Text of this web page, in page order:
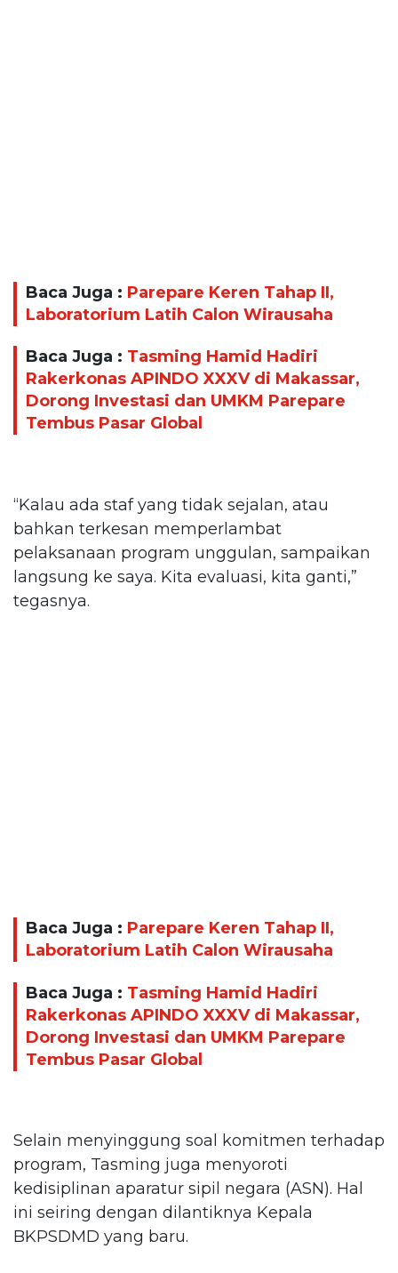
Baca Juga : Parepare Keren Tahap II,
Laboratorium Latih Calon Wirausaha
Baca Juga : Tasming Hamid Hadiri
Rakerkonas APINDO XXXV di Makassar,
Dorong Investasi dan UMKM Parepare
Tembus Pasar Global
“Kalau ada staf yang tidak sejalan, atau
bahkan terkesan memperlambat
pelaksanaan program unggulan, sampaikan
langsung ke saya. Kita evaluasi, kita ganti,”
tegasnya.
Baca Juga : Parepare Keren Tahap II,
Laboratorium Latih Calon Wirausaha
Baca Juga : Tasming Hamid Hadiri
Rakerkonas APINDO XXXV di Makassar,
Dorong Investasi dan UMKM Parepare
Tembus Pasar Global
Selain menyinggung soal komitmen terhadap
program, Tasming juga menyoroti
kedisiplinan aparatur sipil negara (ASN). Hal
ini seiring dengan dilantiknya Kepala
BKPSDMD yang baru.